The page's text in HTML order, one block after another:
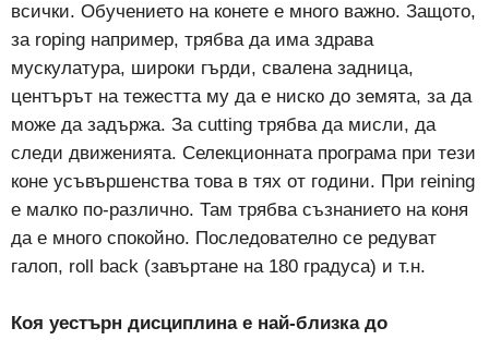
всички. Обучението на конете е много важно. Защото,
за roping например, трябва да има здрава
мускулатура, широки гърди, свалена задница,
центърът на тежестта му да е ниско до земята, за да
може да задържа. За cutting трябва да мисли, да
следи движенията. Селекционната програма при тези
коне усъвършенства това в тях от години. При reining
е малко по-различно. Там трябва съзнанието на коня
да е много спокойно. Последователно се редуват
галоп, roll back (завъртане на 180 градуса) и т.н.
Коя уестърн дисциплина е най-близка до